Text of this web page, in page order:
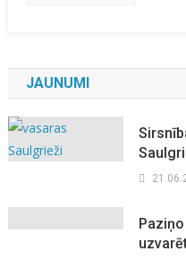
JAUNUMI